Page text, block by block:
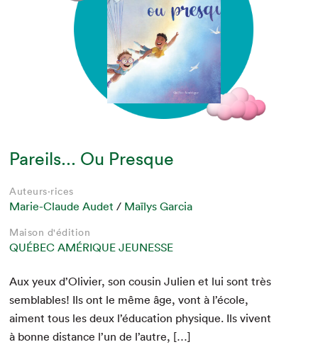
Pareils... Ou Presque
Auteurs·rices
Marie-Claude Audet / Maïlys Garcia
Maison d'édition
QUÉBEC AMÉRIQUE JEUNESSE
Aux yeux d’Olivier, son cousin Julien et lui sont très
sem­blables! Ils ont le même âge, vont à l’école,
aiment tous les deux l’éducation physique. Ils vivent
à bonne dis­tance l’un de l’autre, […]